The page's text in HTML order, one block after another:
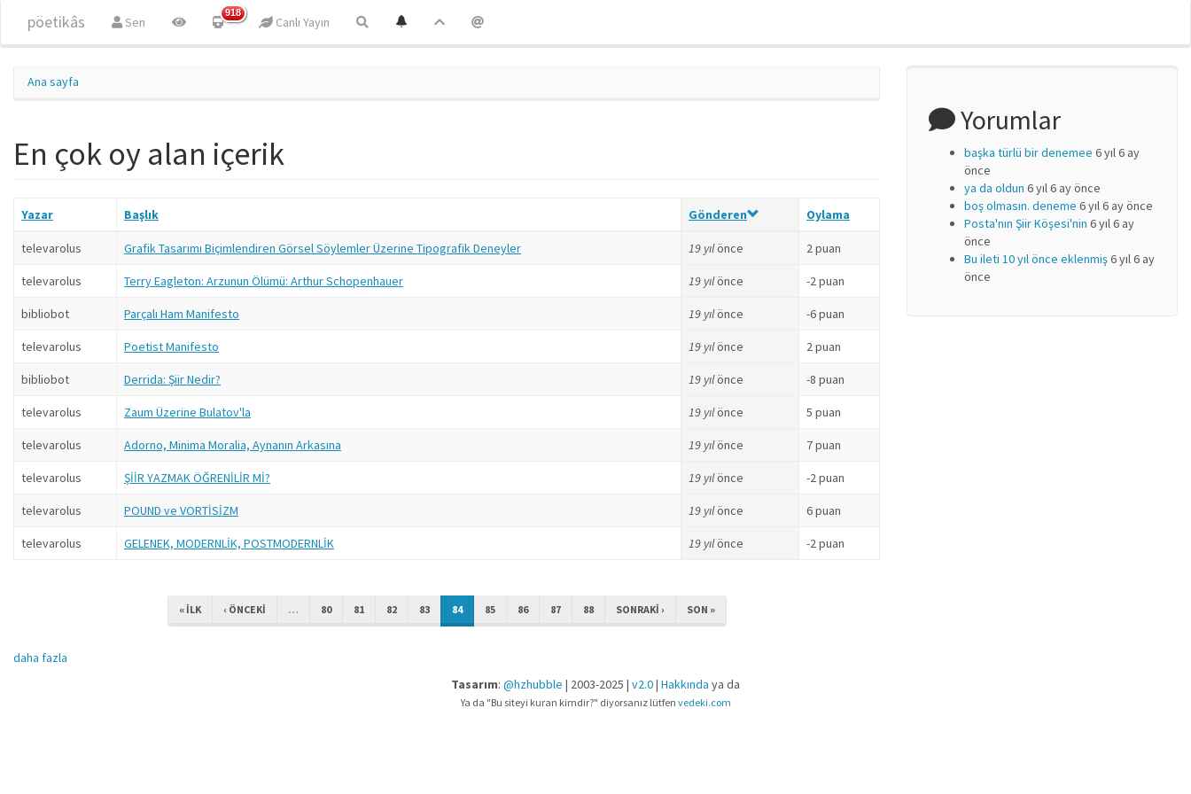
pöetikâs Sen
918
Canlı Yayın
Ana sayfa
En çok oy alan içerik
Yazar Başlık Gönderen Oylama
televarolus Grafik Tasarımı Biçimlendiren Görsel Söylemler Üzerine Tipografik Deneyler 19 yılönce 2 puan
televarolus Terry Eagleton: Arzunun Ölümü: Arthur Schopenhauer 19 yılönce -2 puan
bibliobot Parçalı Ham Manifesto 19 yılönce -6 puan
televarolus Poetist Manifesto 19 yılönce 2 puan
bibliobot Derrida: Şiir Nedir? 19 yılönce -8 puan
televarolus Zaum Üzerine Bulatov'la 19 yılönce 5 puan
televarolus Adorno, Minima Moralia, Aynanın Arkasına 19 yılönce 7 puan
televarolus ŞİİR YAZMAK ÖĞRENİLİR Mİ? 19 yılönce -2 puan
televarolus POUND ve VORTİSİZM 19 yılönce 6 puan
televarolus GELENEK, MODERNLİK, POSTMODERNLİK 19 yılönce -2 puan
« ILK ‹ ÖNCEKI … 80 81 82 83 84 85 86 87 88 SONRAKI › SON »
daha fazla
Yorumlar
başka türlü bir denemee 6 yıl 6 ay
önce
ya da oldun 6 yıl 6 ay önce
boş olmasın. deneme 6 yıl 6 ay önce
Posta'nın Şiir Köşesi'nin 6 yıl 6 ay
önce
Bu ileti 10 yıl önce eklenmiş6 yıl 6 ay
önce
Tasarım: @hzhubble | 2003-2025 | v2.0| Hakkında ya da
Ya da "Bu siteyi kuran kimdir?" diyorsanız lütfen vedeki.com